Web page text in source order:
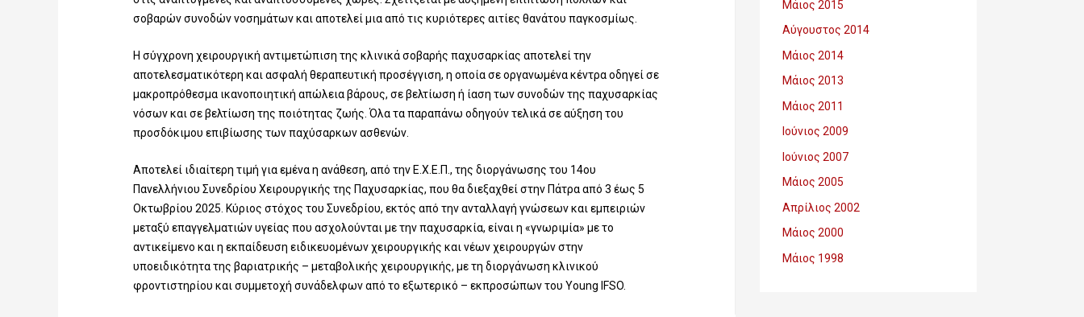
σοβαρών συνοδών νοσημάτων και αποτελεί μια από τις κυριότερες αιτίες θανάτου παγκοσμίως.
Η σύγχρονη χειρουργική αντιμετώπιση της κλινικά σοβαρής παχυσαρκίας αποτελεί την
αποτελεσματικότερη και ασφαλή θεραπευτική προσέγγιση, η οποία σε οργανωμένα κέντρα οδηγεί σε
μακροπρόθεσμα ικανοποιητική απώλεια βάρους, σε βελτίωση ή ίαση των συνοδών της παχυσαρκίας
νόσων και σε βελτίωση της ποιότητας ζωής. Όλα τα παραπάνω οδηγούν τελικά σε αύξηση του
προσδόκιμου επιβίωσης των παχύσαρκων ασθενών.
Αποτελεί ιδιαίτερη τιμή για εμένα η ανάθεση, από την Ε.Χ.Ε.Π., της διοργάνωσης του 14ου
Πανελλήνιου Συνεδρίου Χειρουργικής της Παχυσαρκίας, που θα διεξαχθεί στην Πάτρα από 3 έως 5
Οκτωβρίου 2025. Κύριος στόχος του Συνεδρίου, εκτός από την ανταλλαγή γνώ­σεων και εμπειριών
μεταξύ επαγγελματιών υγείας που ασχολούνται με την παχυσαρκία, είναι η «γνωριμία» με το
αντικείμενο και η εκπαίδευση ειδικευομένων χειρουργικής και νέων χειρουργών στην
υποειδικότητα της βαριατρικής – μεταβολικής χειρουργικής, με τη διοργάνωση κλινικού
φροντιστηρίου και συμμετοχή συνάδελφων από το εξωτερικό – εκπροσώπων του Young IFSO.
Μάιος 2015
Αύγουστος 2014
Μάιος 2014
Μάιος 2013
Μάιος 2011
Ιούνιος 2009
Ιούνιος 2007
Μάιος 2005
Απρίλιος 2002
Μάιος 2000
Μάιος 1998